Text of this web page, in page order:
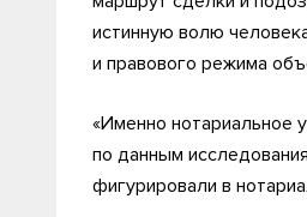
истинную волю
и правового режима
«Именно нотариальное
по данным
фигурировали в